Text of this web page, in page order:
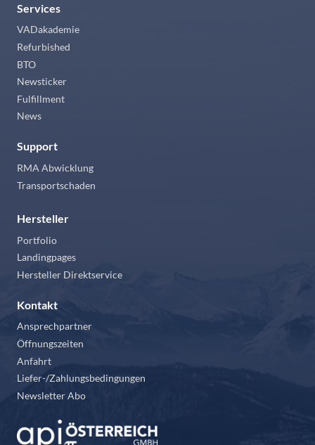
Services
VADakademie
Refurbished
BTO
Newsticker
Fulfillment
News
Support
RMA Abwicklung
Transportschaden
Hersteller
Portfolio
Landingpages
Hersteller Direktservice
Kontakt
Ansprechpartner
Öffnungszeiten
Anfahrt
Liefer-/Zahlungsbedingungen
Newsletter Abo